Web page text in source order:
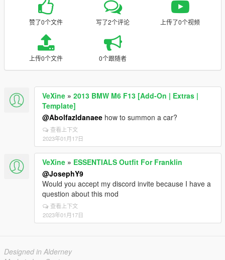
赞了0个文件 写了2个评论 上传了0个视频
上传0个文件 0个跟随者
VeXine » 2013 BMW M6 F13 [Add-On | Extras |
Template]
@Abolfazldanaee how to summon a car?
查看上下文
2023年01月17日
VeXine » ESSENTIALS Outfit For Franklin
@JosephY9
Would you accept my discord invite because I have a
question about this mod
查看上下文
2023年01月17日
Designed in Alderney